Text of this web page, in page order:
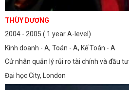
THÙY DƯƠNG
2004 - 2005 ( 1 year A-level)
Kinh doanh - A, Toán - A, Kế Toán - A
Cử nhân quản lý rủi ro tài chính và đầu tư
Đại học City, London